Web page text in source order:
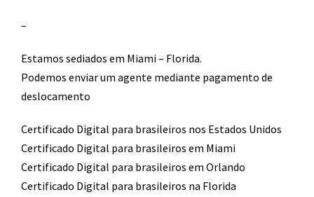
–
Estamos sediados em Miami – Florida.
Podemos enviar um agente mediante pagamento de
deslocamento​
Certificado Digital para brasileiros nos Estados Unidos
Certificado Digital para brasileiros em Miami
Certificado Digital para brasileiros em Orlando
Certificado Digital para brasileiros na Florida